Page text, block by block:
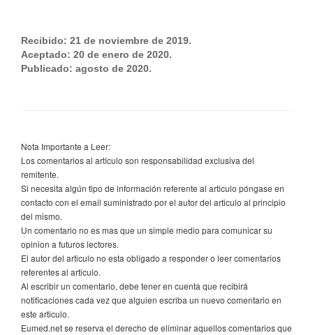
Recibido: 21 de noviembre de 2019.
Aceptado: 20 de enero de 2020.
Publicado: agosto de 2020.
Nota Importante a Leer:
Los comentarios al artículo son responsabilidad exclusiva del
remitente.
Si necesita algún tipo de información referente al articulo póngase en
contacto con el email suministrado por el autor del articulo al principio
del mismo.
Un comentario no es mas que un simple medio para comunicar su
opinion a futuros lectores.
El autor del articulo no esta obligado a responder o leer comentarios
referentes al articulo.
Al escribir un comentario, debe tener en cuenta que recibirá
notificaciones cada vez que alguien escriba un nuevo comentario en
este articulo.
Eumed.net se reserva el derecho de eliminar aquellos comentarios que